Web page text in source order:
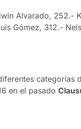
Alvarado, 252.-
Gómez, 312.-
categorías
en el pasado